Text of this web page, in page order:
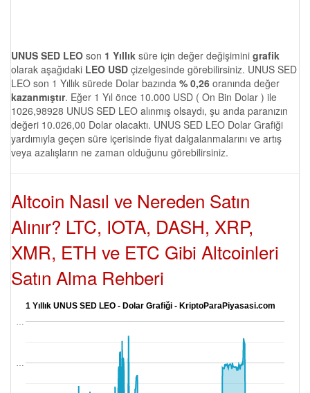
UNUS SED LEO son 1 Yıllık süre için değer değişimini grafik
olarak aşağıdaki LEO USD çizelgesinde görebilirsiniz. UNUS SED
LEO son 1 Yıllık sürede Dolar bazında % 0,26 oranında değer
kazanmıştır. Eğer 1 Yıl önce 10.000 USD ( On Bin Dolar ) ile
1026,98928 UNUS SED LEO alınmış olsaydı, şu anda paranızın
değeri 10.026,00 Dolar olacaktı. UNUS SED LEO Dolar Grafiği
yardımıyla geçen süre içerisinde fiyat dalgalanmalarını ve artış
veya azalışların ne zaman olduğunu görebilirsiniz.
Altcoin Nasıl ve Nereden Satın
Alınır? LTC, IOTA, DASH, XRP,
XMR, ETH ve ETC Gibi Altcoinleri
Satın Alma Rehberi
1 Yıllık UNUS SED LEO - Dolar Grafiği - KriptoParaPiyasasi.com